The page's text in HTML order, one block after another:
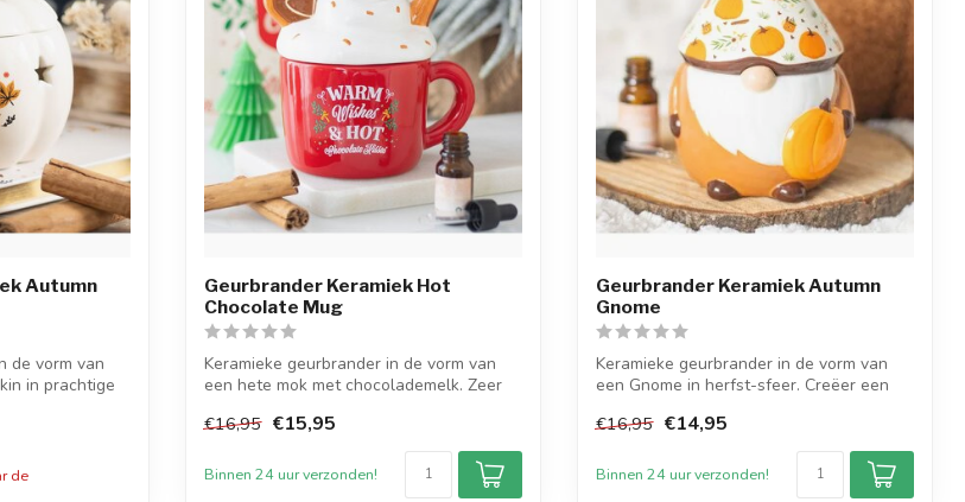
Autumn
de vorm van
in prachtige
de
Geurbrander Keramiek Hot
Chocolate Mug
Keramieke geurbrander in de vorm van
een hete mok met chocolademelk. Zeer
€16,95 €15,95
Binnen 24 uur verzonden!
Geurbrander Keramiek Autumn
Gnome
Keramieke geurbrander in de vorm van
een Gnome in herfst-sfeer. Creëer een
€16,95 €14,95
Binnen 24 uur verzonden!